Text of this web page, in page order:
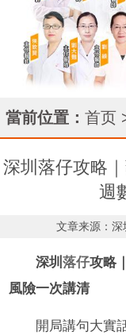
當前位置： 首页
深圳落仔攻略
週
文章来源：深
深圳 落仔攻略
風險一次講清
開局講句大實